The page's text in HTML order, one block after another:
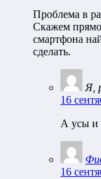
Проблема в
Скажем
смартфона
сделать.
Я,
16
А усы и
16